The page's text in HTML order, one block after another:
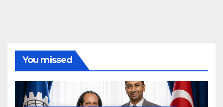
You missed